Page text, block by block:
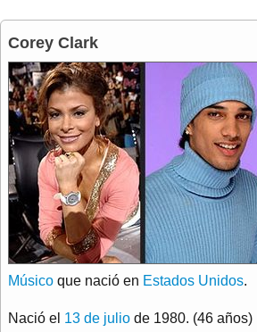
Corey Clark
Músico que nació en Estados Unidos.
Nació el 13 de julio de 1980. (46 años)